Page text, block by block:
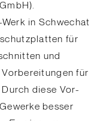
in Schwechat
für
und
für
diese Vor-
besser